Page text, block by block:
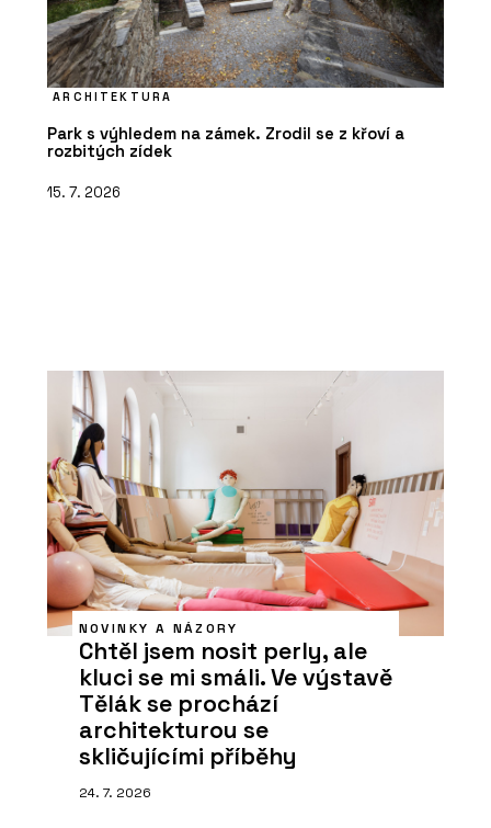
ARCHITEKTURA
Park s výhledem na zámek. Zrodil se z křoví a
rozbitých zídek
15. 7. 2026
NOVINKY A NÁZORY
Chtěl jsem nosit perly, ale
kluci se mi smáli. Ve výstavě
Tělák se prochází
architekturou se
skličujícími příběhy
24. 7. 2026